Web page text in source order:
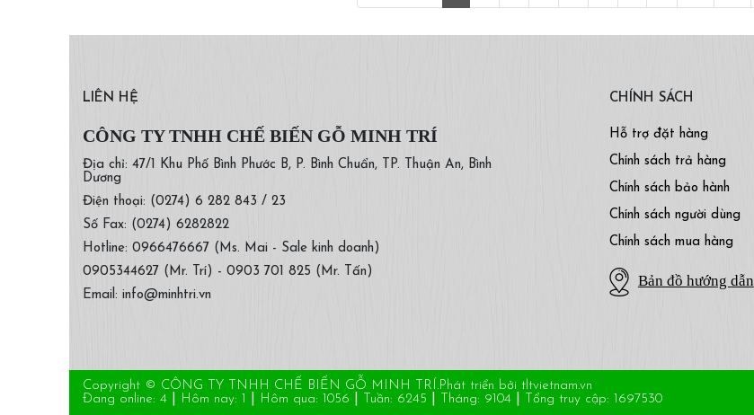
LIÊN HỆ
CÔNG TY TNHH CHẾ BIẾN GỖ MINH TRÍ
Địa chỉ: 47/1 Khu Phố Bình Phước B, P. Bình Chuẩn, TP. Thuận An, Bình
Dương
Điện thoại: (0274) 6 282 843 / 23
Số Fax: (0274) 6282822
Hotline: 0966476667 (Ms. Mai - Sale kinh doanh)
0905344627 (Mr. Trí) - 0903 701 825 (Mr. Tấn)
Email: info@minhtri.vn
CHÍNH SÁCH
Hỗ trợ đặt hàng
Chính sách trả hàng
Chính sách bảo hành
Chính sách người dùng
Chính sách mua hàng
Bản đồ hướng dẫn
Copyright © CÔNG TY TNHH CHẾ BIẾN GỖ MINH TRÍ.Phát triển bởi tltvietnam.vn
Đang online: 4
Hôm nay: 1 Hôm qua: 1056 Tuần: 6245 Tháng: 9104 Tổng truy cập: 1697530